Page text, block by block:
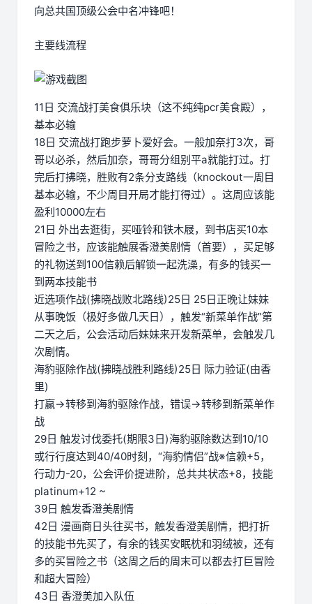
向总共国顶级公会中名冲锋吧！
主要线流程
11日 交流战打美食俱乐块（这不纯纯pcr美食殿），
基本必输
18日 交流战打跑步萝卜爱好会。一般加奈打3次，哥
哥以必杀，然后加奈，哥哥分组别平a就能打过。打
完后打拂晓，胜败有2条分支路线（knockout一周目
基本必输，不少周目开局才能打得过）。这周应该能
盈利10000左右
21日 外出去逛街，买哑铃和铁木屐，到书店买10本
冒险之书，应该能触展香澄美剧情（首要），买足够
的礼物送到100信赖后解锁一起洗澡，有多的钱买一
到两本技能书
近选项作战(拂晓战败北路线)25日 25日正晚让妹妹
从事晚饭（极好多做几天日），触发“新菜单作战”第
二天之后，公会活动后妹妹来开发新菜单，会触发几
次剧情。
海豹驱除作战(拂晓战胜利路线)25日 际力验证(由香
里)
打赢→转移到海豹驱除作战，错误→转移到新菜单作
战
29日 触发讨伐委托(期限3日)海豹驱除数达到10/10
或行行度达到40/40时刻，“海豹情侣”战※信赖+5，
行动力-20，公会评价提进阶，总共共状态+8，技能
platinum+12 ~
39日 触发香澄美剧情
42日 漫画商日头往买书，触发香澄美剧情，把打折
的技能书先买了，有余的钱买安眠枕和羽绒被，还有
多的买冒险之书（这周之后的周末可以都去打巨冒险
和超大冒险）
43日 香澄美加入队伍